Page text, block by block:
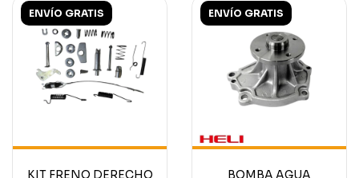
ENVÍO GRATIS
KIT FRENO DERECHO
ENVÍO GRATIS
BOMBA AGUA